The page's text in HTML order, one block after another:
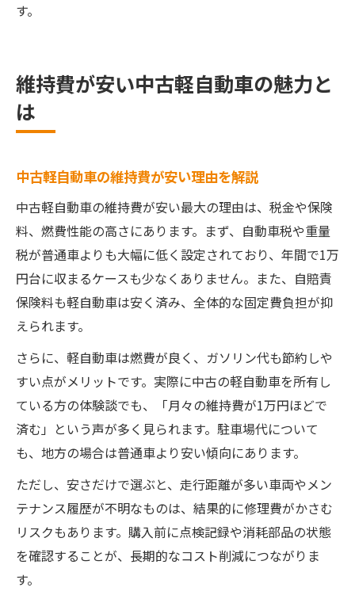
す。
維持費が安い中古軽自動車の魅力と
は
中古軽自動車の維持費が安い理由を解説
中古軽自動車の維持費が安い最大の理由は、税金や保険
料、燃費性能の高さにあります。まず、自動車税や重量
税が普通車よりも大幅に低く設定されており、年間で1万
円台に収まるケースも少なくありません。また、自賠責
保険料も軽自動車は安く済み、全体的な固定費負担が抑
えられます。
さらに、軽自動車は燃費が良く、ガソリン代も節約しや
すい点がメリットです。実際に中古の軽自動車を所有し
ている方の体験談でも、「月々の維持費が1万円ほどで
済む」という声が多く見られます。駐車場代について
も、地方の場合は普通車より安い傾向にあります。
ただし、安さだけで選ぶと、走行距離が多い車両やメン
テナンス履歴が不明なものは、結果的に修理費がかさむ
リスクもあります。購入前に点検記録や消耗部品の状態
を確認することが、長期的なコスト削減につながりま
す。